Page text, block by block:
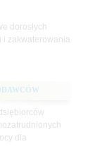
dorosłych
i zakwaterowania
dla